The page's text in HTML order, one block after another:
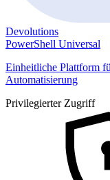
Devolutions
PowerShell Universal
Einheitliche Plattform
Automatisierung
Privilegierter Zugriff